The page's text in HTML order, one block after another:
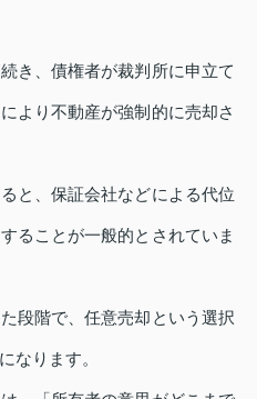
き、債権者が裁判所に申立て
より不動産が強制的に売却さ
と、保証会社などによる代位
ることが一般的とされていま
段階で、任意売却という選択
なります。